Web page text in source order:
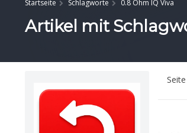
Startseite Schlagworte 0.8 Ohm IQ Viva
Artikel mit